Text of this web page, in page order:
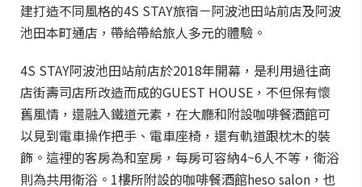
建打造不同風格的4S STAY旅宿－阿波池田站前店及阿波
池田本町通店，帶給帶給旅人多元的體驗。
4S STAY阿波池田站前店於2018年開幕，是利用過往商
店街壽司店所改造而成的GUEST HOUSE，不但保有懷
舊風情，還融入鐵道元素，在大廳和附設咖啡餐酒館可
以見到電車操作把手、電車座椅，還有軌道跟枕木的裝
飾。這裡的客房為和室房，每房可容納4~6人不等，衛浴
則為共用衛浴。1樓所附設的咖啡餐酒館heso salon，也